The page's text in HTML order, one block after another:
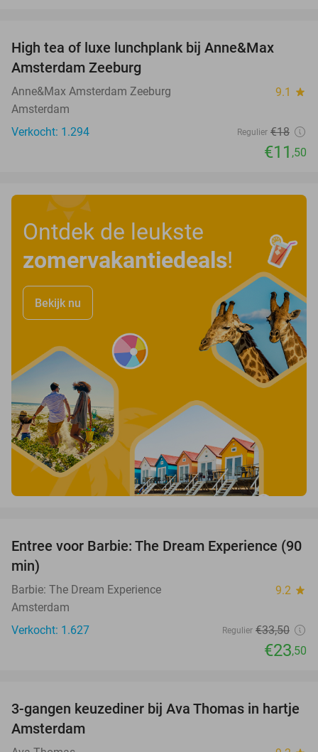
High tea of luxe lunchplank bij Anne&Max
Amsterdam Zeeburg
Anne&Max Amsterdam Zeeburg 9.1 star
Amsterdam
Verkocht: 1.294
Regulier €18
€11 ,50
Ontdek de leukste
zomervakantiedeals!
Bekijk nu
30%
Entree voor Barbie: The Dream Experience (90
min)
Barbie: The Dream Experience 9.2 star
Amsterdam
Verkocht: 1.627
Regulier €33,50
€23,50
37%
3-gangen keuzediner bij Ava Thomas in hartje
Amsterdam